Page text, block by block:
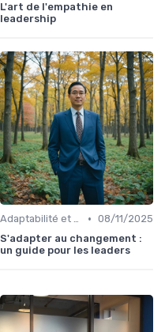
L'art de l'empathie en
leadership
Adaptabilité et résilience • 08/11/2025
S'adapter au changement :
un guide pour les leaders